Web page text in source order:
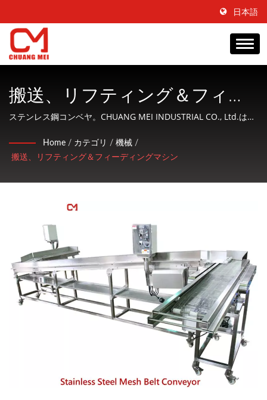
日本語
搬送、リフティング＆フィー
ディングマシン - ベルト接
続、連続スチームクッカーコ
ンベヤ、リフティングコンベ
ヤ、ステンレス鋼コンベヤ |
台湾を拠点とした食品加工機
械および設備メーカー |
CHUANG MEI INDUSTRIAL CO.
ステンレス鋼コンベヤ。CHUANG MEI INDUSTRIAL CO., Ltd.は、
スを提供する会社です。
Home / カテゴリ / 機械 /
搬送、リフティング＆フィーディングマシン